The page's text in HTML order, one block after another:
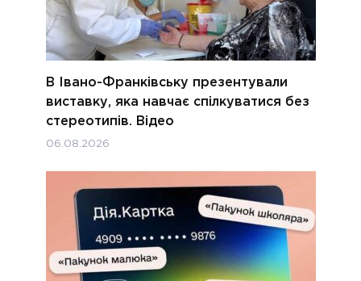
В Івано-Франківську презентували
виставку, яка навчає спілкуватися без
стереотипів. Відео
06.08.2026